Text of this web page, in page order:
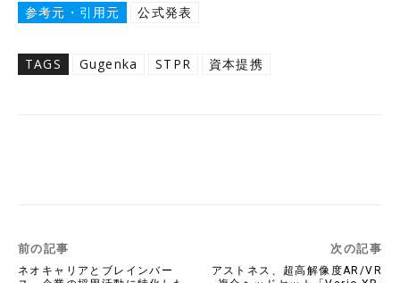
参考元・引用元 公式発表
TAGS Gugenka STPR 資本提携
前の記事
ネオキャリアとブレインバー
次の記事
アストネス、超高解像度AR/VR